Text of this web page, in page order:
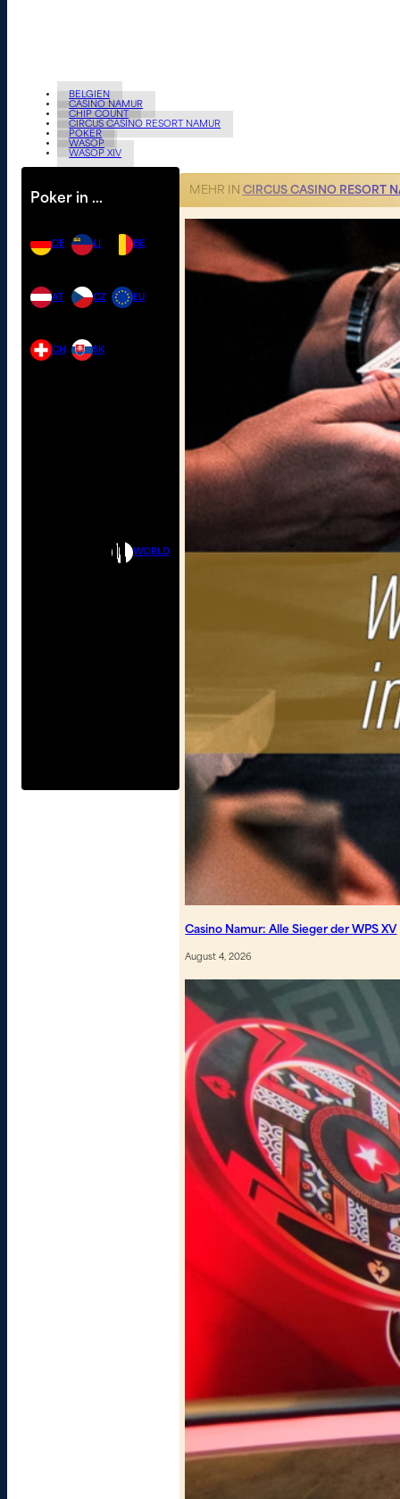
BELGIEN
CASINO NAMUR
CHIP COUNT
CIRCUS CASINO RESORT NAMUR
POKER
WASOP
WASOP XIV
Poker in …
DE
AT
CH
LI
CZ
SK
BE
EU
WORLD
MEHR IN CIRCUS CASINO RESORT
Casino Namur: Alle Sieger der WPS XV
August 4, 2026